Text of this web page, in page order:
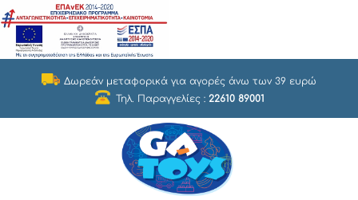
Δωρεάν μεταφορικά για αγορές άνω των 39 ευρώ
Τηλ. Παραγγελίες : 22610 89001